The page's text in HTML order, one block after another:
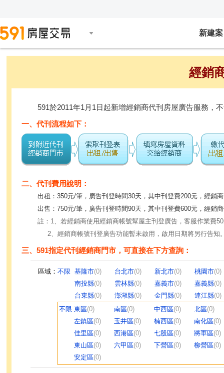
新建案
經銷
591於2011年1月1日起新增經銷商代刊房屋廣告服務，
一、代刊流程如下：
二、代刊費用說明：
出租：350元/筆，廣告刊登時間30天，其中刊登費200元，經銷
出售：750元/筆，廣告刊登時間90天，其中刊登費600元，經銷
註：1、若經銷商使用經銷商帳號幫屋主刊登廣告，客服作業費
2、經銷商帳號刊登廣告功能暫未啟用，啟用日期將另行告知
三、591指定代刊經銷商門市，可直接在下方查詢：
區域： 不限 基隆市(0) 台北市(0) 新北市(0) 桃園市(0)
南投縣(0) 雲林縣(0) 嘉義市(0) 嘉義縣(0)
台東縣(0) 澎湖縣(0) 金門縣(0) 連江縣(0)
不限 東區(0) 南區(0) 中西區(0) 北區(0)
左鎮區(0) 玉井區(0) 楠西區(0) 南化區(0)
佳里區(0) 西港區(0) 七股區(0) 將軍區(0)
東山區(0) 六甲區(0) 下營區(0) 柳營區(0)
安定區(0)